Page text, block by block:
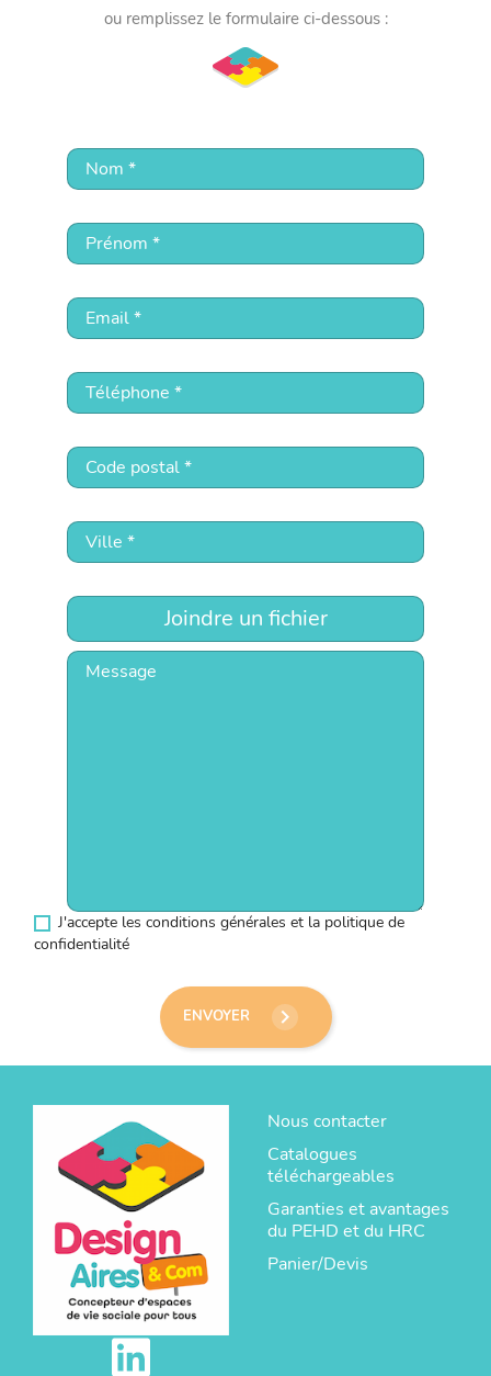
ou remplissez le formulaire ci-dessous :
Joindre un fichier
J'accepte les conditions générales et la politique de
confidentialité
ENVOYER keyboard_arrow_right
Nous contacter
Catalogues
téléchargeables
Garanties et avantages
du PEHD et du HRC
Panier/Devis